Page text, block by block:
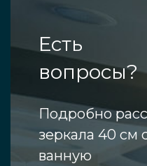
Есть
вопросы?
Подробно
зеркала 40 см
ванную